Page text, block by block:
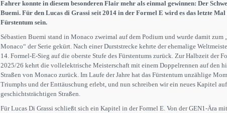
Fahrer konnte in diesem besonderen Flair mehr als einmal gewinnen: Der
Buemi. Für den Lucas di Grassi seit 2014 in der Formel E wird es das letzte
Fürstentum sein.
Sébastien Buemi stand in Monaco zweimal auf dem Podium und wurde damit zum
Monaco“ der Serie gekürt. Nach einer Durststrecke kehrte der ehemalige
14. Formel-E-Sieg auf die oberste Stufe des Fürstentums zurück. Zur Halbzeit der
2025/26 kehrt die vollelektrische Meisterschaft mit einem Doppelrennen auf den
Straßen von Monaco zurück. Im Laufe der Jahre hat das Fürstentum unzählige
Triumphs und der Enttäuschung erlebt, und nun schreiben wir ein neues Kapitel
geschichtsträchtigen Straßen.
Für Lucas Di Grassi schließt sich ein Kapitel in der Formel E. Von der GEN1-Ära mit